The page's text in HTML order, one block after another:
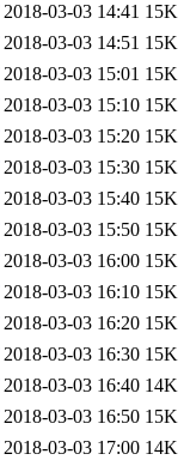
2018-03-03 14:41 15K
2018-03-03 14:51 15K
2018-03-03 15:01 15K
2018-03-03 15:10 15K
2018-03-03 15:20 15K
2018-03-03 15:30 15K
2018-03-03 15:40 15K
2018-03-03 15:50 15K
2018-03-03 16:00 15K
2018-03-03 16:10 15K
2018-03-03 16:20 15K
2018-03-03 16:30 15K
2018-03-03 16:40 14K
2018-03-03 16:50 15K
2018-03-03 17:00 14K